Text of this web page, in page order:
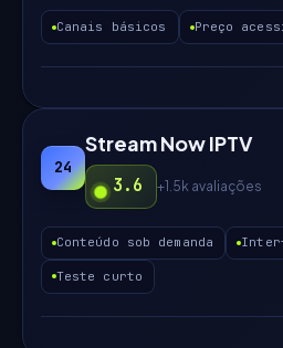
Canais básicos Preço
24
Stream Now IPTV
3.6 +1.5k avaliações
Conteúdo sob demanda
Teste curto